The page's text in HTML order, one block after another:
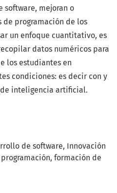
de software Innovación
formación de
software, mejoran o
programación de los
un enfoque cuantitativo, es
datos numéricos para
los estudiantes en
condiciones: es decir con y
inteligencia artificial.